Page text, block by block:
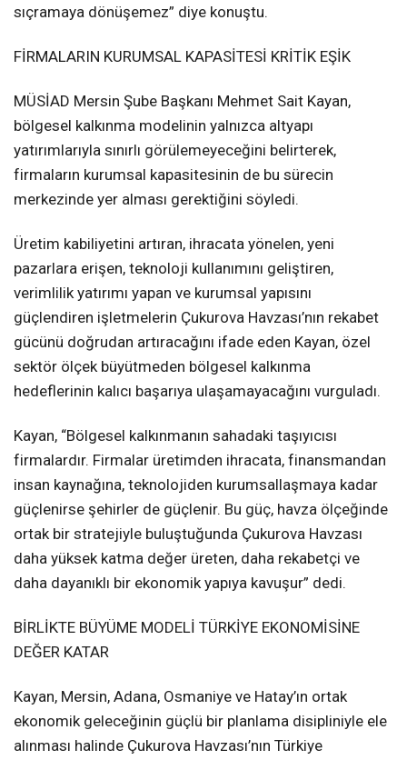
sıçramaya dönüşemez” diye konuştu.
FİRMALARIN KURUMSAL KAPASİTESİ KRİTİK EŞİK
MÜSİAD Mersin Şube Başkanı Mehmet Sait Kayan,
bölgesel kalkınma modelinin yalnızca altyapı
yatırımlarıyla sınırlı görülemeyeceğini belirterek,
firmaların kurumsal kapasitesinin de bu sürecin
merkezinde yer alması gerektiğini söyledi.
Üretim kabiliyetini artıran, ihracata yönelen, yeni
pazarlara erişen, teknoloji kullanımını geliştiren,
verimlilik yatırımı yapan ve kurumsal yapısını
güçlendiren işletmelerin Çukurova Havzası’nın rekabet
gücünü doğrudan artıracağını ifade eden Kayan, özel
sektör ölçek büyütmeden bölgesel kalkınma
hedeflerinin kalıcı başarıya ulaşamayacağını vurguladı.
Kayan, “Bölgesel kalkınmanın sahadaki taşıyıcısı
firmalardır. Firmalar üretimden ihracata, finansmandan
insan kaynağına, teknolojiden kurumsallaşmaya kadar
güçlenirse şehirler de güçlenir. Bu güç, havza ölçeğinde
ortak bir stratejiyle buluştuğunda Çukurova Havzası
daha yüksek katma değer üreten, daha rekabetçi ve
daha dayanıklı bir ekonomik yapıya kavuşur” dedi.
BİRLİKTE BÜYÜME MODELİ TÜRKİYE EKONOMİSİNE
DEĞER KATAR
Kayan, Mersin, Adana, Osmaniye ve Hatay’ın ortak
ekonomik geleceğinin güçlü bir planlama disipliniyle ele
alınması halinde Çukurova Havzası’nın Türkiye